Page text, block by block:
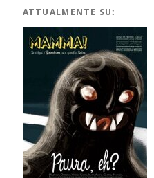
ATTUALMENTE SU: